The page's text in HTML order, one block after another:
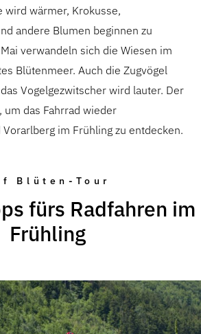
wird wärmer, Krokusse,
andere Blumen beginnen zu
verwandeln sich die Wiesen im
Blütenmeer. Auch die Zugvögel
Vogelgezwitscher wird lauter. Der
das Fahrrad wieder
im Frühling zu entdecken.
Blüten-Tour
fürs Radfahren im
Frühling